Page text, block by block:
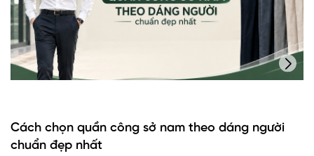
Cách chọn quần công sở nam theo dáng người
chuẩn đẹp nhất